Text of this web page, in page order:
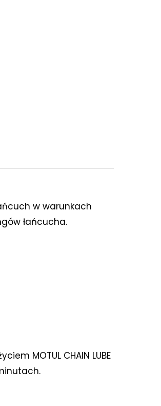
w warunkach
łańcucha.
MOTUL CHAIN LUBE